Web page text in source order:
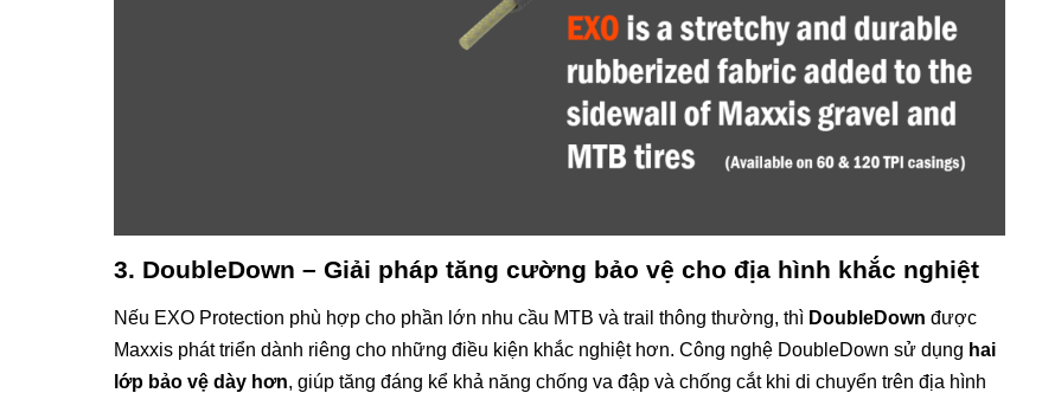
3. DoubleDown – Giải pháp tăng cường bảo vệ cho địa hình khắc nghiệt
Nếu EXO Protection phù hợp cho phần lớn nhu cầu MTB và trail thông thường, thì DoubleDown được
Maxxis phát triển dành riêng cho những điều kiện khắc nghiệt hơn. Công nghệ DoubleDown sử dụng hai
lớp bảo vệ dày hơn, giúp tăng đáng kể khả năng chống va đập và chống cắt khi di chuyển trên địa hình